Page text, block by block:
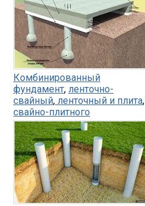
Комбинированный
фундамент, ленточно-
свайный, ленточный и плита,
свайно-плитного